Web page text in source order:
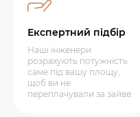
Експертний підбір
Наші інженери
розрахують потужність
саме під вашу площу,
щоб ви не
переплачували за зайве.